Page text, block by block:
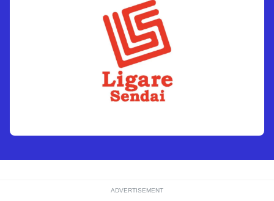
ADVERTISEMENT